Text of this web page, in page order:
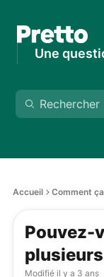
Une
Accueil Comment
Pouvez-
Modifié il y a 3 ans